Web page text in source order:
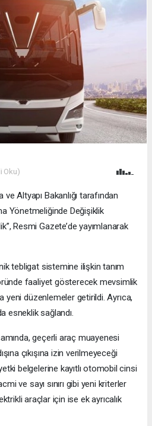
Oku)
Altyapı Bakanlığı tarafından
Yönetmeliğinde Değişiklik
Resmi Gazete’de yayımlanarak
tebligat sistemine ilişkin tanım
faaliyet gösterecek mevsimlik
yeni düzenlemeler getirildi. Ayrıca,
esneklik sağlandı.
geçerli araç muayenesi
çıkışına izin verilmeyeceği
belgelerine kayıtlı otomobil cinsi
ve sayı sınırı gibi yeni kriterler
araçlar için ise ek ayrıcalık